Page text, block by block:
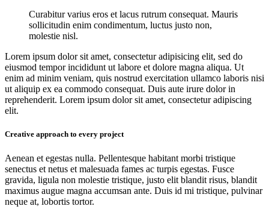
Curabitur varius eros et lacus rutrum consequat. Mauris
sollicitudin enim condimentum, luctus justo non,
molestie nisl.
Lorem ipsum dolor sit amet, consectetur adipisicing elit, sed do
eiusmod tempor incididunt ut labore et dolore magna aliqua. Ut
enim ad minim veniam, quis nostrud exercitation ullamco laboris nisi
ut aliquip ex ea commodo consequat. Duis aute irure dolor in
reprehenderit. Lorem ipsum dolor sit amet, consectetur adipiscing
elit.
Creative approach to every project
Aenean et egestas nulla. Pellentesque habitant morbi tristique
senectus et netus et malesuada fames ac turpis egestas. Fusce
gravida, ligula non molestie tristique, justo elit blandit risus, blandit
maximus augue magna accumsan ante. Duis id mi tristique, pulvinar
neque at, lobortis tortor.